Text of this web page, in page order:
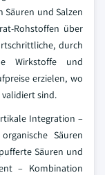
und Salzen
Rohstoffen über
durch
Wirkstoffe und
erzielen, wo
sind.
Integration –
Säuren
Säuren und
– Kombination